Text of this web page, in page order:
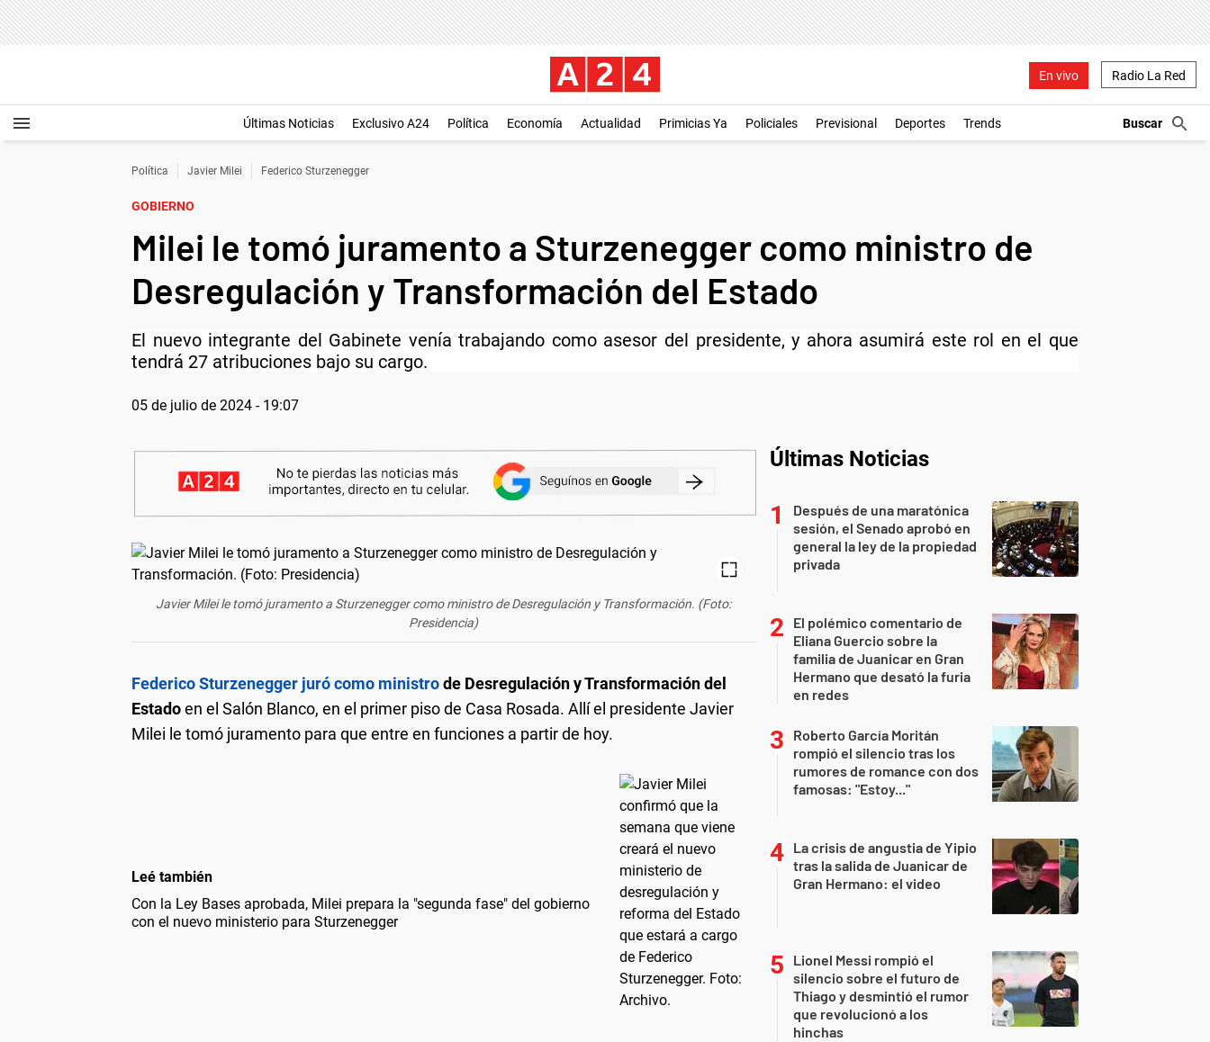
En vivo Radio La Red
Últimas Noticias Exclusivo A24 Política Economía Actualidad Primicias Ya Policiales Previsional Deportes Trends
Política Javier Milei Federico Sturzenegger
GOBIERNO
Milei le tomó juramento a Sturzenegger como ministro de
Desregulación y Transformación del Estado
El nuevo integrante del Gabinete venía trabajando como asesor del presidente, y ahora asumirá este rol en el que
tendrá 27 atribuciones bajo su cargo.
05 de julio de 2024 - 19:07
Javier Milei le tomó juramento a Sturzenegger como ministro de Desregulación y Transformación. (Foto:
Presidencia)
Federico Sturzenegger juró como ministrode Desregulación y Transformación del
Estadoen el Salón Blanco, en el primer piso de Casa Rosada. Allí el presidente Javier
Milei le tomó juramento para que entre en funciones a partir de hoy.
Leé también
Con la Ley Bases aprobada, Milei prepara la "segunda fase" del gobierno
con el nuevo ministerio para Sturzenegger
Últimas Noticias
Después de una maratónica
sesión, el Senado aprobó en
general la ley de la propiedad
privada
El polémico comentario de
Eliana Guercio sobre la
familia de Juanicar en Gran
Hermano que desató la furia
en redes
Roberto García Moritán
rompió el silencio tras los
rumores de romance con dos
famosas: "Estoy..."
La crisis de angustia de Yipio
tras la salida de Juanicar de
Gran Hermano: el video
Lionel Messi rompió el
silencio sobre el futuro de
Thiago y desmintió el rumor
que revolucionó a los
hinchas